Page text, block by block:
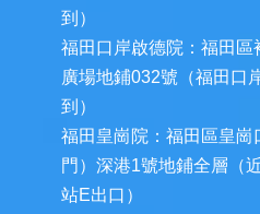
到）
福田口岸啟德院：福田
廣場地鋪032號（福田口
到）
福田皇崗院：福田區皇
門）深港1號地鋪全層（
站E出口）